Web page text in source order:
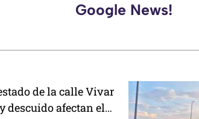
Google News!
de la calle Vivar
descuido afectan el